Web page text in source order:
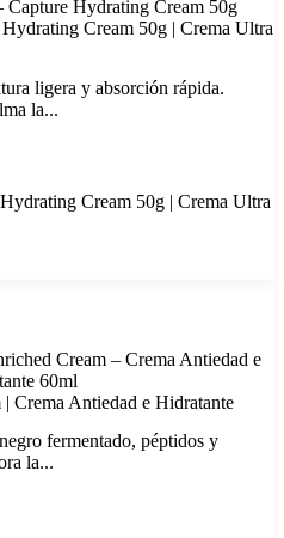
Cream 50g | Crema Ultra
ligera y absorción rápida.
la...
Cream 50g | Crema Ultra
Crema Antiedad e Hidratante
fermentado, péptidos y
la...